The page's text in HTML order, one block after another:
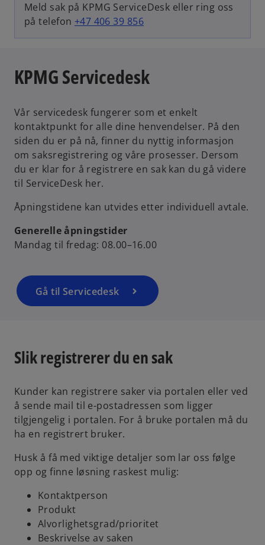
Meld sak på KPMG ServiceDesk eller ring oss
på telefon +47 406 39 856
KPMG Servicedesk
Vår servicedesk fungerer som et enkelt
kontaktpunkt for alle dine henvendelser. På den
siden du er på nå, finner du nyttig informasjon
om saksregistrering og våre prosesser. Dersom
du er klar for å registrere en sak kan du gå videre
til ServiceDesk her.
Åpningstidene kan utvides etter individuell avtale.
Generelle åpningstider
Mandag til fredag: 08.00–16.00
Gå til Servicedesk
Slik registrerer du en sak
Kunder kan registrere saker via portalen eller ved
å sende mail til e-postadressen som ligger
tilgjengelig i portalen. For å bruke portalen må du
ha en registrert bruker.
Husk å få med viktige detaljer som lar oss følge
opp og finne løsning raskest mulig:
Kontaktperson
Produkt
Alvorlighetsgrad/prioritet
Beskrivelse av saken